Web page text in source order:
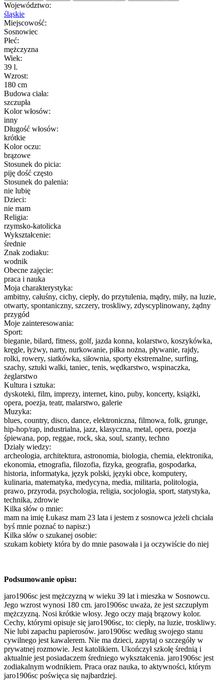
Województwo:
śląskie
Miejscowość:
Sosnowiec
Płeć:
mężczyzna
Wiek:
39 l.
Wzrost:
180 cm
Budowa ciała:
szczupła
Kolor włosów:
inny
Długość włosów:
krótkie
Kolor oczu:
brązowe
Stosunek do picia:
piję dość często
Stosunek do palenia:
nie lubię
Dzieci:
nie mam
Religia:
rzymsko-katolicka
Wykształcenie:
średnie
Znak zodiaku:
wodnik
Obecne zajęcie:
praca i nauka
Moja charakterystyka:
ambitny, całuśny, cichy, ciepły, do przytulenia, mądry, miły, na luzie,
otwarty, spontaniczny, szczery, troskliwy, zdyscyplinowany, żądny
przygód
Moje zainteresowania:
Sport:
bieganie, bilard, fitness, golf, jazda konna, kolarstwo, koszykówka,
kręgle, łyżwy, narty, nurkowanie, piłka nożna, pływanie, rajdy,
rolki, rowery, siatkówka, siłownia, sporty ekstremalne, surfing,
szachy, sztuki walki, taniec, tenis, wędkarstwo, wspinaczka,
żeglarstwo
Kultura i sztuka:
dyskoteki, film, imprezy, internet, kino, puby, koncerty, książki,
opera, poezja, teatr, malarstwo, galerie
Muzyka:
blues, country, disco, dance, elektroniczna, filmowa, folk, grunge,
hip-hop/rap, industrialna, jazz, klasyczna, metal, opera, poezja
śpiewana, pop, reggae, rock, ska, soul, szanty, techno
Działy wiedzy:
archeologia, architektura, astronomia, biologia, chemia, elektronika,
ekonomia, etnografia, filozofia, fizyka, geografia, gospodarka,
historia, informatyka, język polski, języki obce, komputery,
kulinaria, matematyka, medycyna, media, militaria, politologia,
prawo, przyroda, psychologia, religia, socjologia, sport, statystyka,
technika, zdrowie
Kilka słów o mnie:
mam na imię Łukasz mam 23 lata i jestem z sosnowca jeżeli chciała
byś mnie poznać to napisz:)
Kilka słów o szukanej osobie:
szukam kobiety która by do mnie pasowała i ja oczywiście do niej
Podsumowanie opisu:
jaro1906sc jest mężczyzną w wieku 39 lat i mieszka w Sosnowcu.
Jego wzrost wynosi 180 cm. jaro1906sc uważa, że jest szczupłym
mężczyzną. Nosi krótkie włosy. Jego oczy mają brązowy kolor.
Cechy, którymi opisuje się jaro1906sc, to: ciepły, na luzie, troskliwy.
Nie lubi zapachu papierosów. jaro1906sc według swojego stanu
cywilnego jest kawalerem. Nie ma dzieci, zapytaj o szczegóły w
prywatnej rozmowie. Jest katolikiem. Ukończył szkołę średnią i
aktualnie jest posiadaczem średniego wykształcenia. jaro1906sc jest
zodiakalnym wodnikiem. Praca oraz nauka, to aktywności, którym
jaro1906sc poświęca się najbardziej.